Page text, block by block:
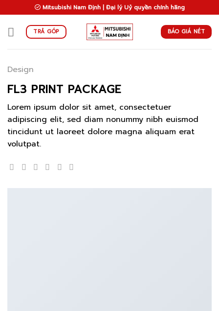
to
content
Mitsubishi Nam Định | Đại lý Uỷ quyền chính hãng
TRẢ GÓP BÁO GIÁ NÉT
Design
FL3 PRINT PACKAGE
Lorem ipsum dolor sit amet, consectetuer
adipiscing elit, sed diam nonummy nibh euismod
tincidunt ut laoreet dolore magna aliquam erat
volutpat.